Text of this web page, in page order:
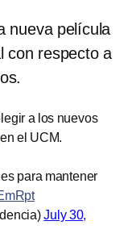
nueva película
con respecto a
a los nuevos
en el UCM.
para mantener
July 30,